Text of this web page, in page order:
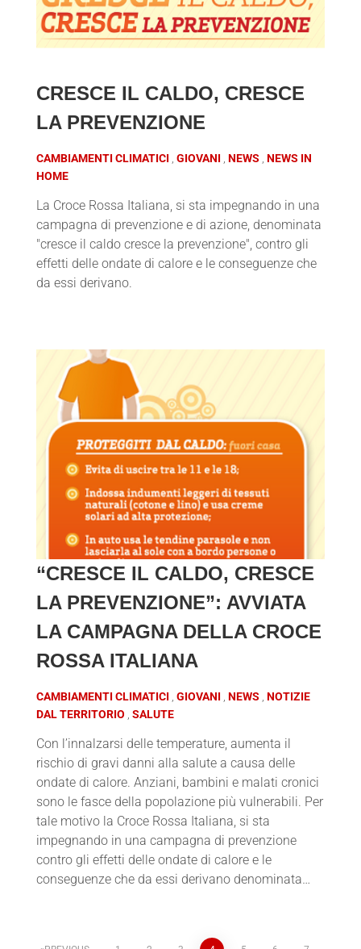
CRESCE IL CALDO, CRESCE
LA PREVENZIONE
CAMBIAMENTI CLIMATICI GIOVANI NEWS
NEWS IN
HOME
La Croce Rossa Italiana, si sta impegnando in una
campagna di prevenzione e di azione, denominata
"cresce il caldo cresce la prevenzione", contro gli
effetti delle ondate di calore e le conseguenze che
da essi derivano.
“CRESCE IL CALDO, CRESCE
LA PREVENZIONE”: AVVIATA
LA CAMPAGNA DELLA CROCE
ROSSA ITALIANA
CAMBIAMENTI CLIMATICI GIOVANI NEWS
NOTIZIE
DAL TERRITORIO
SALUTE
Con l’innalzarsi delle temperature, aumenta il
rischio di gravi danni alla salute a causa delle
ondate di calore. Anziani, bambini e malati cronici
sono le fasce della popolazione più vulnerabili. Per
tale motivo la Croce Rossa Italiana, si sta
impegnando in una campagna di prevenzione
contro gli effetti delle ondate di calore e le
conseguenze che da essi derivano denominata…